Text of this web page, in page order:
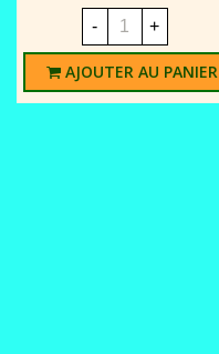
- +
AJOUTER AU PANIER